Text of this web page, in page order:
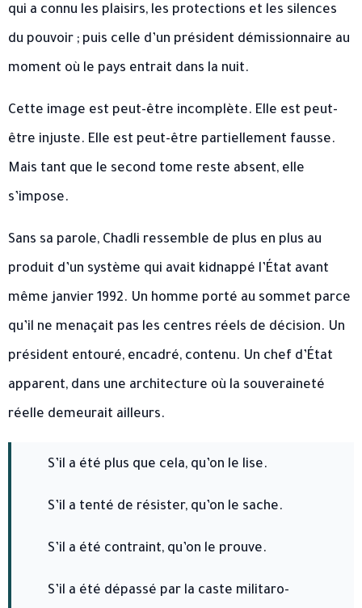
qui a connu les plaisirs, les protections et les silences
du pouvoir ; puis celle d’un président démissionnaire au
moment où le pays entrait dans la nuit.
Cette image est peut-être incomplète. Elle est peut-
être injuste. Elle est peut-être partiellement fausse.
Mais tant que le second tome reste absent, elle
s’impose.
Sans sa parole, Chadli ressemble de plus en plus au
produit d’un système qui avait kidnappé l’État avant
même janvier 1992. Un homme porté au sommet parce
qu’il ne menaçait pas les centres réels de décision. Un
président entouré, encadré, contenu. Un chef d’État
apparent, dans une architecture où la souveraineté
réelle demeurait ailleurs.
S’il a été plus que cela, qu’on le lise.
S’il a tenté de résister, qu’on le sache.
S’il a été contraint, qu’on le prouve.
S’il a été dépassé par la caste militaro-